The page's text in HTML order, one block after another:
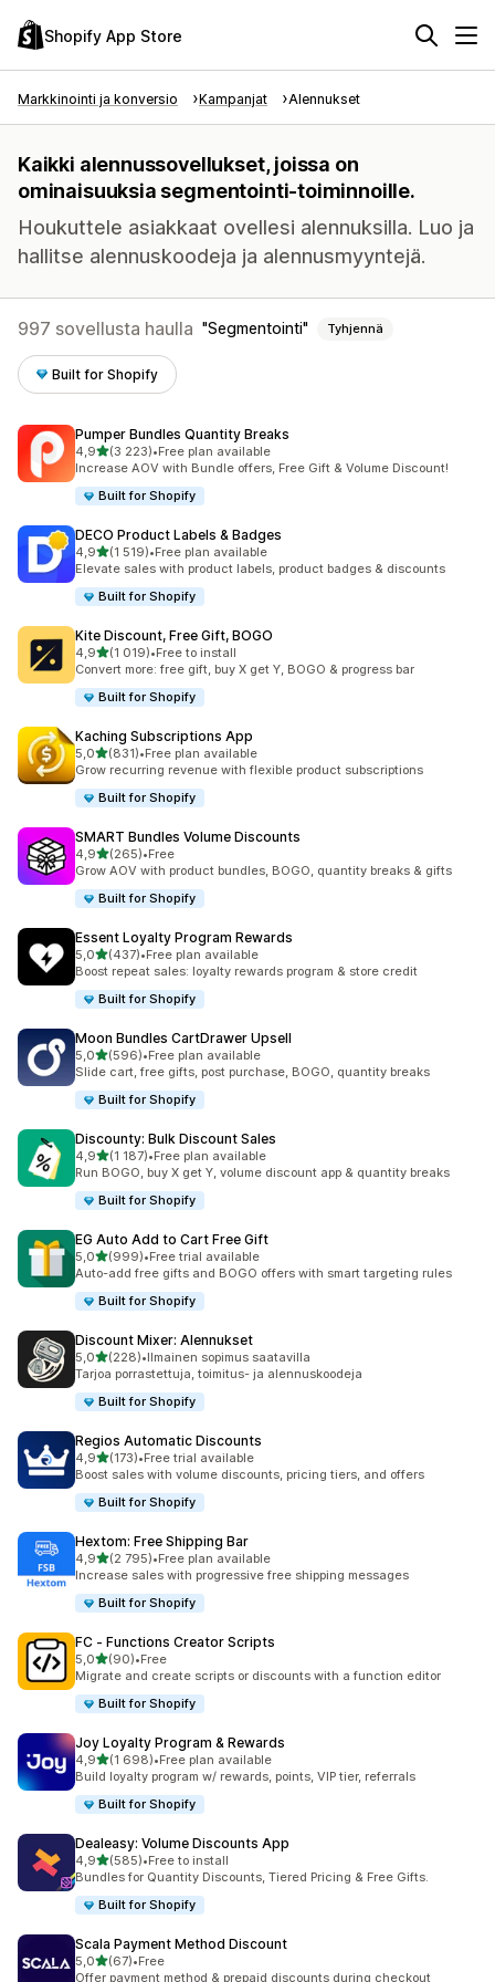
Shopify App Store
Markkinointi ja konversio Kampanjat Alennukset
Kaikki alennussovellukset, joissa on
ominaisuuksia segmentointi-toiminnoille.
Houkuttele asiakkaat ovellesi alennuksilla. Luo ja
hallitse alennuskoodeja ja alennusmyyntejä.
997 sovellusta haulla Segmentointi Tyhjennä
Built for Shopify
Pumper Bundles Quantity Breaks
4,9/ 5 tähteä
(3 223)
3223 arvostelua yhteensä
•Free plan available
Increase AOV with Bundle offers, Free Gift & Volume Discount!
Built for Shopify
DECO Product Labels & Badges
4,9/ 5 tähteä
(1 519)
1519 arvostelua yhteensä
•Free plan available
Elevate sales with product labels, product badges & discounts
Built for Shopify
Kite Discount, Free Gift, BOGO
4,9/ 5 tähteä
(1 019)
1019 arvostelua yhteensä
•Free to install
Convert more: free gift, buy X get Y, BOGO & progress bar
Built for Shopify
Kaching Subscriptions App
5,0/ 5 tähteä
(831)
831 arvostelua yhteensä
•Free plan available
Grow recurring revenue with flexible product subscriptions
Built for Shopify
SMART Bundles Volume Discounts
4,9/ 5 tähteä
(265)
265 arvostelua yhteensä
•Free
Grow AOV with product bundles, BOGO, quantity breaks & gifts
Built for Shopify
Essent Loyalty Program Rewards
5,0/ 5 tähteä
(437)
437 arvostelua yhteensä
•Free plan available
Boost repeat sales: loyalty rewards program & store credit
Built for Shopify
Moon Bundles CartDrawer Upsell
5,0/ 5 tähteä
(596)
596 arvostelua yhteensä
•Free plan available
Slide cart, free gifts, post purchase, BOGO, quantity breaks
Built for Shopify
Discounty: Bulk Discount Sales
4,9/ 5 tähteä
(1 187)
1187 arvostelua yhteensä
•Free plan available
Run BOGO, buy X get Y, volume discount app & quantity breaks
Built for Shopify
EG Auto Add to Cart Free Gift
5,0/ 5 tähteä
(999)
999 arvostelua yhteensä
•Free trial available
Auto-add free gifts and BOGO offers with smart targeting rules
Built for Shopify
Discount Mixer: Alennukset
5,0/ 5 tähteä
(228)
228 arvostelua yhteensä
•Ilmainen sopimus saatavilla
Tarjoa porrastettuja, toimitus- ja alennuskoodeja
Built for Shopify
Regios Automatic Discounts
4,9/ 5 tähteä
(173)
173 arvostelua yhteensä
•Free trial available
Boost sales with volume discounts, pricing tiers, and offers
Built for Shopify
Hextom: Free Shipping Bar
4,9/ 5 tähteä
(2 795)
2795 arvostelua yhteensä
•Free plan available
Increase sales with progressive free shipping messages
Built for Shopify
FC ‑ Functions Creator Scripts
5,0/ 5 tähteä
(90)
90 arvostelua yhteensä
•Free
Migrate and create scripts or discounts with a function editor
Built for Shopify
Joy Loyalty Program & Rewards
4,9/ 5 tähteä
(1 698)
1698 arvostelua yhteensä
•Free plan available
Build loyalty program w/ rewards, points, VIP tier, referrals
Built for Shopify
Dealeasy: Volume Discounts App
4,9/ 5 tähteä
(585)
585 arvostelua yhteensä
•Free to install
Bundles for Quantity Discounts, Tiered Pricing & Free Gifts.
Built for Shopify
Scala Payment Method Discount
5,0/ 5 tähteä
(67)
67 arvostelua yhteensä
•Free
Offer payment method & prepaid discounts during checkout